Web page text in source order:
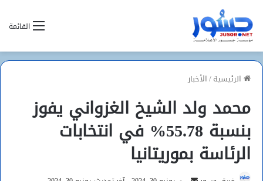
القائمة
الرئيسية/الأخبار
محمد ولد الشيخ الغزواني يفوز
بنسبة 55.78% في انتخابات
الرئاسة بموريتانيا